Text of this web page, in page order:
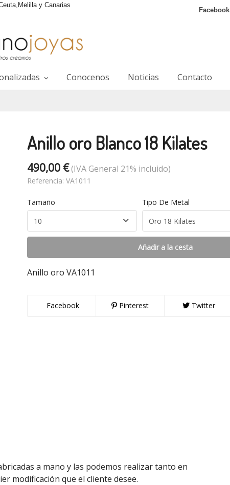
y Canarias
Facebook
Conocenos Noticias
Contacto
Anillo oro Blanco 18 Kilates
490,00 €(IVA General 21% incluido)
Referencia: VA1011
Tamaño
10
Tipo De Metal
Oro 18 Kilates
Añadir a la cesta
Anillo oro VA1011
Facebook Pinterest Twitter
a mano y las podemos realizar tanto en
modificación que el cliente desee.